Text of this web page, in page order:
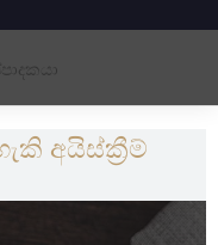
අයිස්ක්‍රීම්